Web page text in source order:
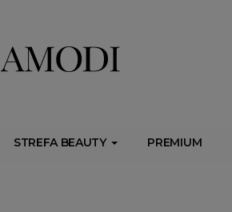
STREFA BEAUTY PREMIUM